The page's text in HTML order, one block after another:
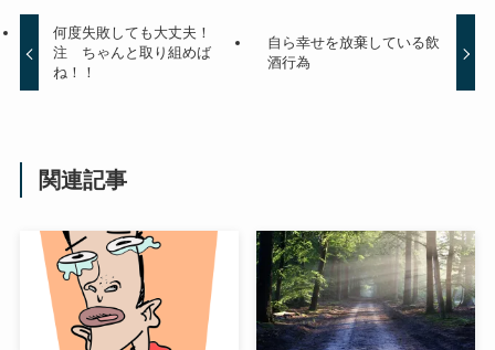
何度失敗しても大丈夫！
注 ちゃんと取り組めば
ね！！
自ら幸せを放棄している飲
酒行為
関連記事